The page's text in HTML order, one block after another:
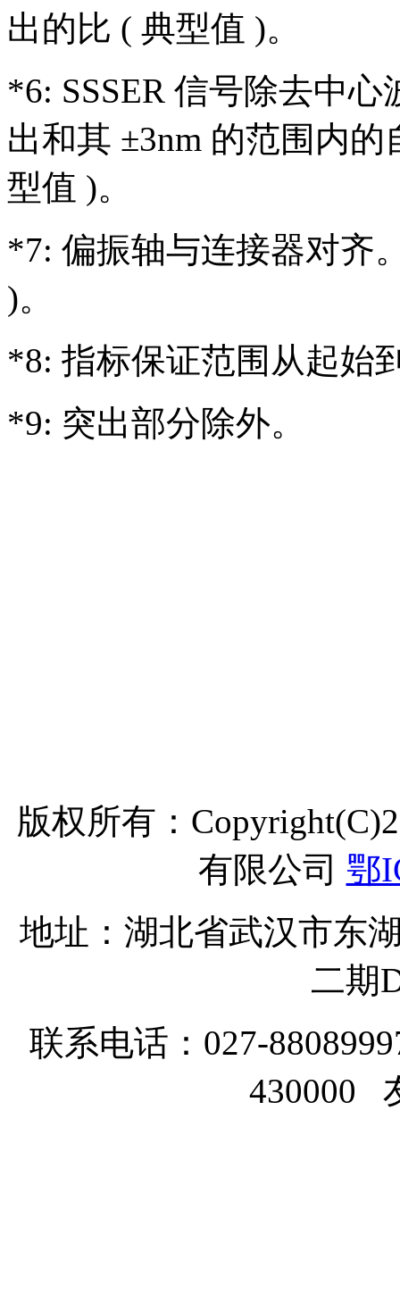
出的比 ( 典型值 )。
*6: SSSER 信号除去中
出和其 ±3nm 的范围内
型值 )。
*7: 偏振轴与连接器对齐
)。
*8: 指标保证范围从起始
*9: 突出部分除外。
版权所有：
有限公司 鄂
地址：湖北省武汉市东
二期
联系电话：027-
430000